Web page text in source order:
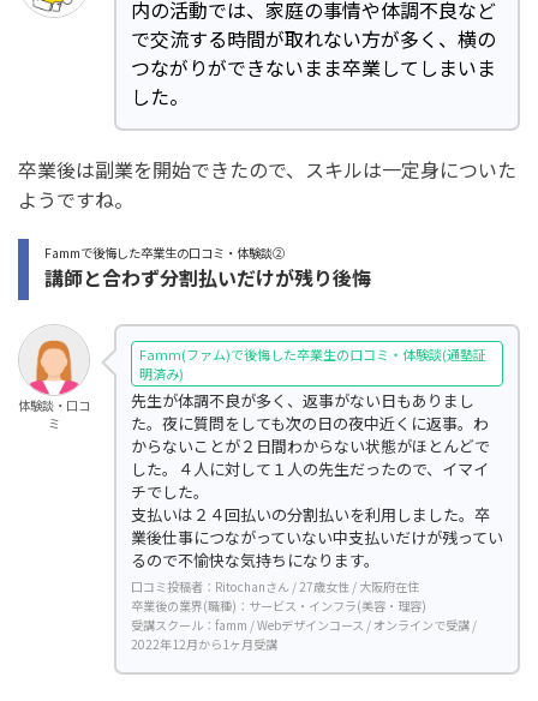
内の活動では、家庭の事情や体調不良など
で交流する時間が取れない方が多く、横の
つながりができないまま卒業してしまいま
した。
卒業後は副業を開始できたので、スキルは一定身についた
ようですね。
Fammで後悔した卒業生の口コミ・体験談②
講師と合わず分割払いだけが残り後悔
体験談・口コ
ミ
Famm(ファム)で後悔した卒業生の口コミ・体験談(通塾証
明済み)
先生が体調不良が多く、返事がない日もありまし
た。夜に質問をしても次の日の夜中近くに返事。わ
からないことが２日間わからない状態がほとんどで
した。４人に対して１人の先生だったので、イマイ
チでした。
支払いは２４回払いの分割払いを利用しました。卒
業後仕事につながっていない中支払いだけが残ってい
るので不愉快な気持ちになります。
口コミ投稿者：Ritochanさん / 27歳女性 / 大阪府在住
卒業後の業界(職種)：サービス・インフラ(美容・理容)
受講スクール：famm / Webデザインコース / オンラインで受講 /
2022年12月から1ヶ月受講